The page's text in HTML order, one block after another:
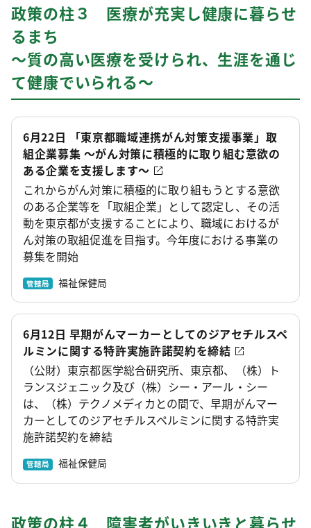
政策の柱３ 医療が充実し健康に暮らせ
るまち
～質の高い医療を受けられ、生涯を通じ
て健康でいられる～
6月22日 「東京都職域連携がん対策支援事業」取
組企業募集 ～がん対策に積極的に取り組む意欲の
ある企業を支援します～
これからがん対策に積極的に取り組もうとする意欲
のある企業等を「取組企業」として認定し、その活
動を東京都が支援することにより、職域におけるが
ん対策の取組促進を目指す。今年度における事業の
募集を開始
管轄局 福祉保健局
6月12日 早期がんマーカーとしてのジアセチルスペ
ルミンに関する特許実施許諾契約を締結
（公財）東京都医学総合研究所、東京都、（株）ト
ランスジェニック及び（株）シー・アール・シー
は、（株）テクノメディカとの間で、早期がんマー
カーとしてのジアセチルスペルミンに関する特許実
施許諾契約を締結
管轄局 福祉保健局
政策の柱４ 障害者がいきいきと暮らせ